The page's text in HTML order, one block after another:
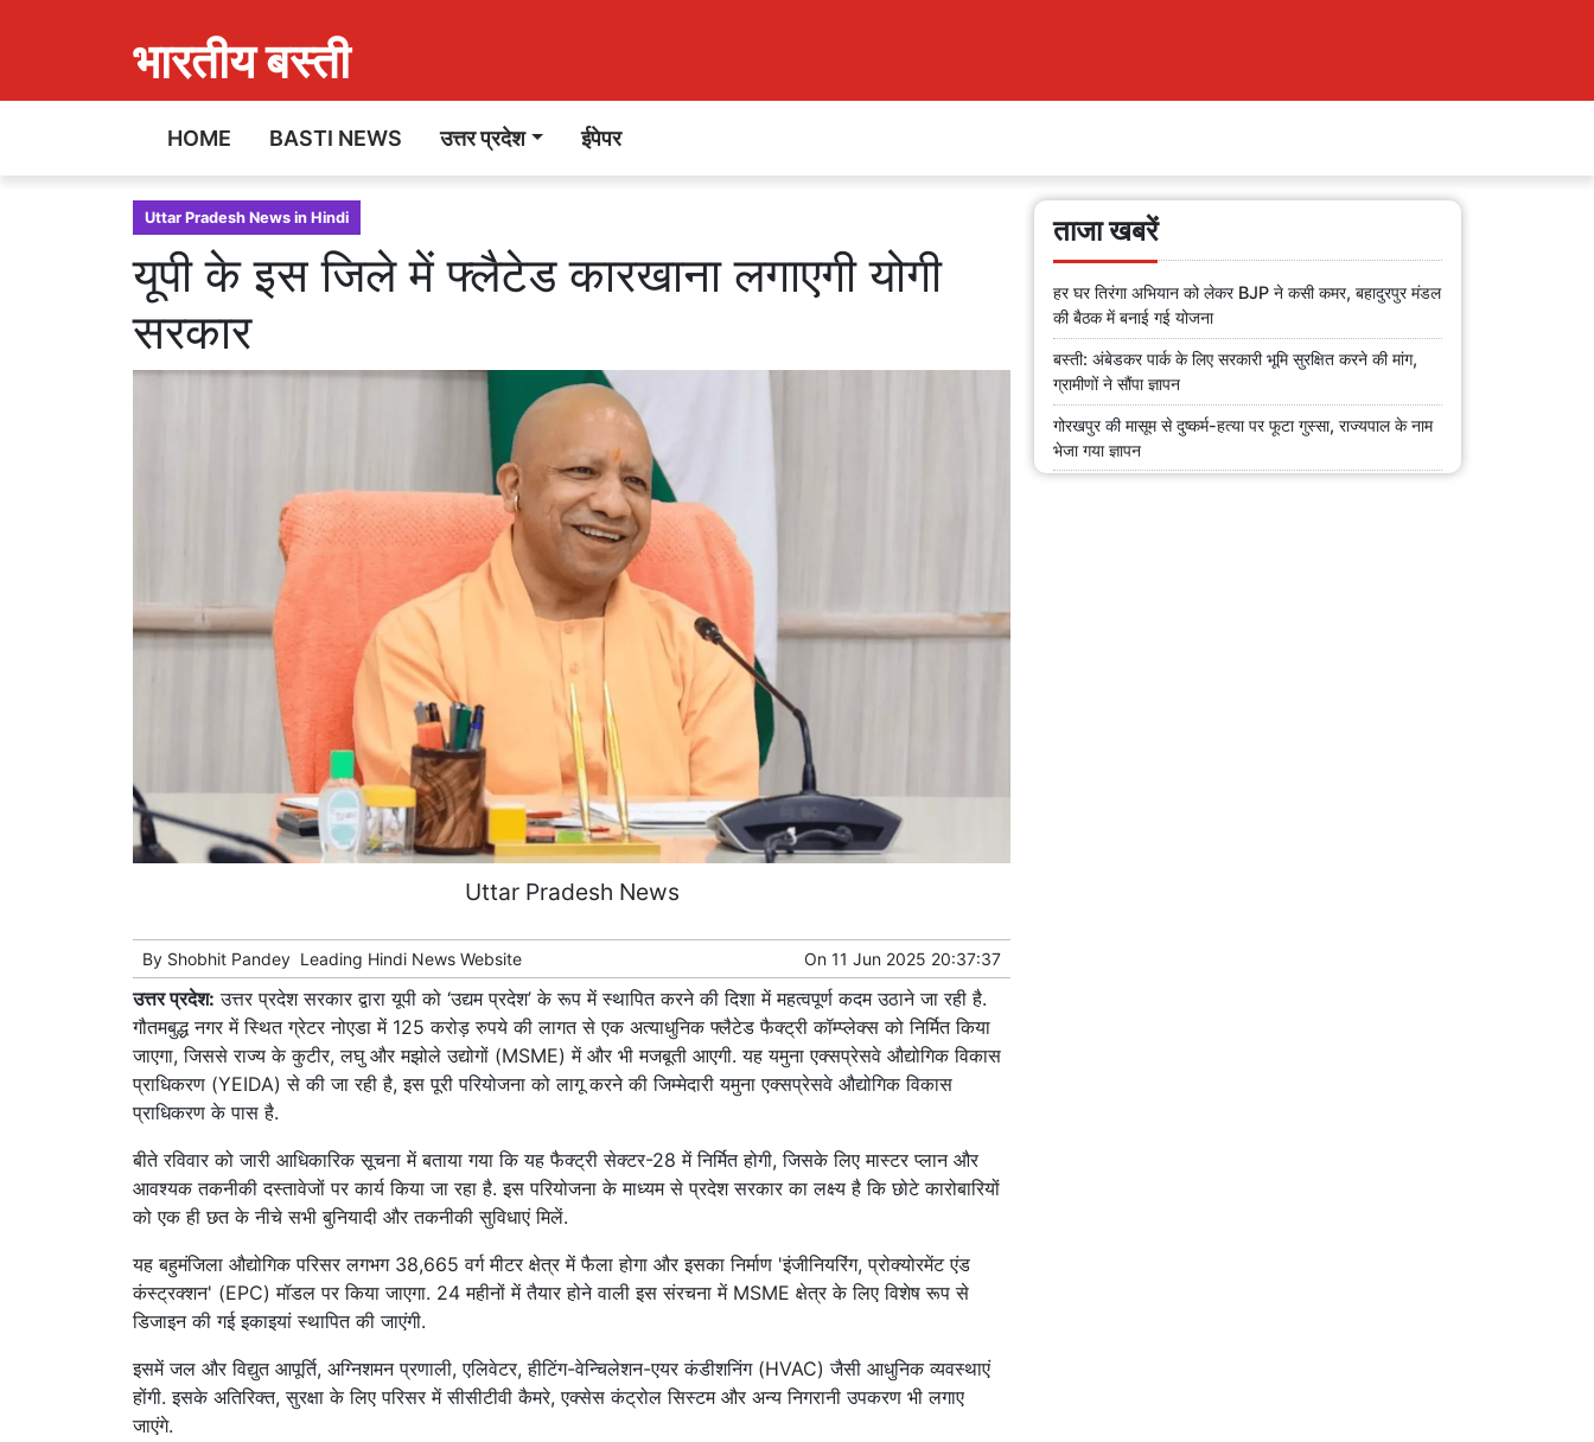
भारतीय बस्ती
HOME BASTI NEWS उत्तर प्रदेश ईपेपर
Uttar Pradesh News in Hindi
यूपी के इस जिले में फ्लैटेड कारखाना लगाएगी योगी
सरकार
Uttar Pradesh News
By Shobhit Pandey Leading Hindi News Website On 11 Jun 2025 20:37:37
उत्तर प्रदेश: उत्तर प्रदेश सरकार द्वारा यूपी को ‘उद्यम प्रदेश’ के रूप में स्थापित करने की दिशा में महत्वपूर्ण कदम उठाने जा रही है.
गौतमबुद्ध नगर में स्थित ग्रेटर नोएडा में 125 करोड़ रुपये की लागत से एक अत्याधुनिक फ्लैटेड फैक्ट्री कॉम्प्लेक्स को निर्मित किया
जाएगा, जिससे राज्य के कुटीर, लघु और मझोले उद्योगों (MSME) में और भी मजबूती आएगी. यह यमुना एक्सप्रेसवे औद्योगिक विकास
प्राधिकरण (YEIDA) से की जा रही है, इस पूरी परियोजना को लागू करने की जिम्मेदारी यमुना एक्सप्रेसवे औद्योगिक विकास
प्राधिकरण के पास है.
बीते रविवार को जारी आधिकारिक सूचना में बताया गया कि यह फैक्ट्री सेक्टर-28 में निर्मित होगी, जिसके लिए मास्टर प्लान और
आवश्यक तकनीकी दस्तावेजों पर कार्य किया जा रहा है. इस परियोजना के माध्यम से प्रदेश सरकार का लक्ष्य है कि छोटे कारोबारियों
को एक ही छत के नीचे सभी बुनियादी और तकनीकी सुविधाएं मिलें.
यह बहुमंजिला औद्योगिक परिसर लगभग 38,665 वर्ग मीटर क्षेत्र में फैला होगा और इसका निर्माण 'इंजीनियरिंग, प्रोक्योरमेंट एंड
कंस्ट्रक्शन' (EPC) मॉडल पर किया जाएगा. 24 महीनों में तैयार होने वाली इस संरचना में MSME क्षेत्र के लिए विशेष रूप से
डिजाइन की गई इकाइयां स्थापित की जाएंगी.
इसमें जल और विद्युत आपूर्ति, अग्निशमन प्रणाली, एलिवेटर, हीटिंग-वेन्चिलेशन-एयर कंडीशनिंग (HVAC) जैसी आधुनिक व्यवस्थाएं
होंगी. इसके अतिरिक्त, सुरक्षा के लिए परिसर में सीसीटीवी कैमरे, एक्सेस कंट्रोल सिस्टम और अन्य निगरानी उपकरण भी लगाए
जाएंगे.
ताजा खबरें
हर घर तिरंगा अभियान को लेकर BJP ने कसी कमर, बहादुरपुर मंडल
की बैठक में बनाई गई योजना
बस्ती: अंबेडकर पार्क के लिए सरकारी भूमि सुरक्षित करने की मांग,
ग्रामीणों ने सौंपा ज्ञापन
गोरखपुर की मासूम से दुष्कर्म-हत्या पर फूटा गुस्सा, राज्यपाल के नाम
भेजा गया ज्ञापन